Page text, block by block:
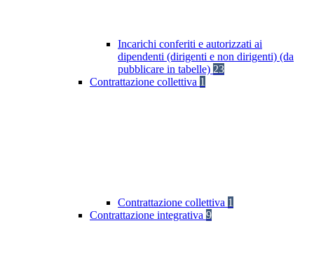
Incarichi conferiti e autorizzati ai
dipendenti (dirigenti e non dirigenti) (da
pubblicare in tabelle) 23
Contrattazione collettiva 1
Contrattazione collettiva 1
Contrattazione integrativa 9